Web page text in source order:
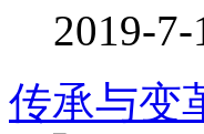
2019-7-
传承与变